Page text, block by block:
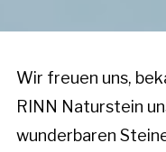
Wir freuen uns,
RINN Naturstein
wunderbaren